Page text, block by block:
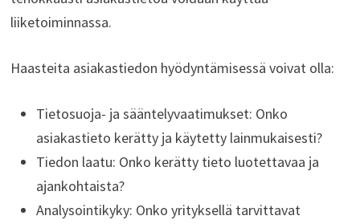
liiketoiminnassa.
Haasteita asiakastiedon hyödyntämisessä voivat olla:
Tietosuoja- ja sääntelyvaatimukset: Onko
asiakastieto kerätty ja käytetty lainmukaisesti?
Tiedon laatu: Onko kerätty tieto luotettavaa ja
ajankohtaista?
Analysointikyky: Onko yrityksellä tarvittavat